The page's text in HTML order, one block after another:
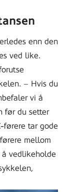
enn den
ved like.
– Hvis du
vi å
før du setter
førere tar gode
mellom
vedlikeholde